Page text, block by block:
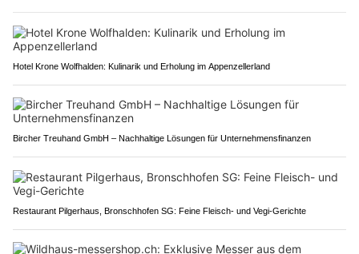
Hotel Krone Wolfhalden: Kulinarik und Erholung im Appenzellerland
Bircher Treuhand GmbH – Nachhaltige Lösungen für Unternehmensfinanzen
Restaurant Pilgerhaus, Bronschhofen SG: Feine Fleisch- und Vegi-Gerichte